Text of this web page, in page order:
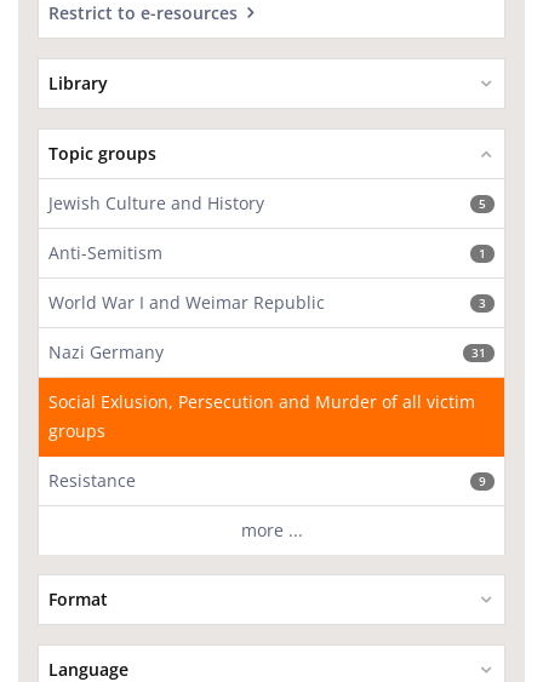
Restrict to e-resources
Library
Topic groups
Jewish Culture and History 5
Anti-Semitism 1
World War I and Weimar Republic 3
Nazi Germany 31
Social Exlusion, Persecution and Murder of all victim
groups
Resistance 9
more ...
Format
Language